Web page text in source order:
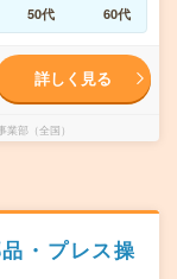
50代 60代
詳しく見る
部（全国）
・プレス操